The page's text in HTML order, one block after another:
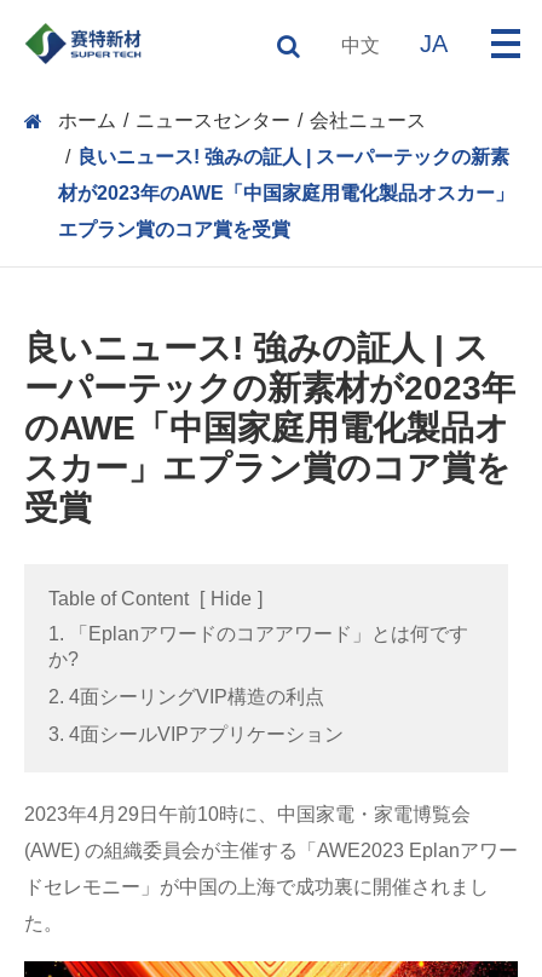
中文 JA
ホーム ニュースセンター
会社ニュース
良いニュース! 強みの証人 | スーパーテックの新素
材が2023年のAWE「中国家庭用電化製品オスカー」
エプラン賞のコア賞を受賞
良いニュース! 強みの証人 | ス
ーパーテックの新素材が2023年
のAWE「中国家庭用電化製品オ
スカー」エプラン賞のコア賞を
受賞
Table of Content [ Hide ]
1. 「Eplanアワードのコアアワード」とは何です
か?
2. 4面シーリングVIP構造の利点
3. 4面シールVIPアプリケーション
2023年4月29日午前10時に、中国家電・家電博覧会
(AWE) の組織委員会が主催する「AWE2023 Eplanアワー
ドセレモニー」が中国の上海で成功裏に開催されまし
た。